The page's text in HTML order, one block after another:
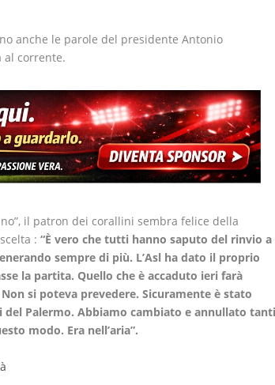
anche le parole del presidente Antonio
al corrente.
il patron dei corallini sembra felice della
:“È vero che tutti hanno saputo del rinvio a
sempre di più. L’Asl ha dato il proprio
la partita. Quello che è accaduto ieri farà
si poteva prevedere. Sicuramente è stato
Palermo. Abbiamo cambiato e annullato
modo. Era nell’aria”.